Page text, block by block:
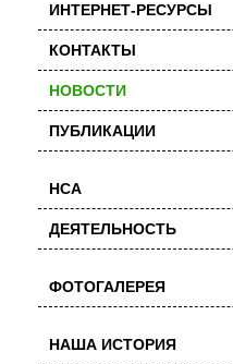
ИНТЕРНЕТ-РЕСУРСЫ
КОНТАКТЫ
НОВОСТИ
ПУБЛИКАЦИИ
НСА
ДЕЯТЕЛЬНОСТЬ
ФОТОГАЛЕРЕЯ
НАША ИСТОРИЯ